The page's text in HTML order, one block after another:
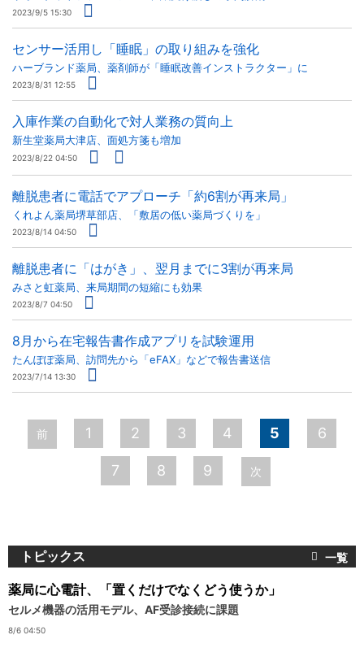
2023/9/5 15:30
センサー活用し「睡眠」の取り組みを強化
ハーブランド薬局、薬剤師が「睡眠改善インストラクター」に
2023/8/31 12:55
入庫作業の自動化で対人業務の質向上
新生堂薬局大津店、面処方箋も増加
2023/8/22 04:50
離脱患者に電話でアプローチ「約6割が再来局」
くれよん薬局堺草部店、「敷居の低い薬局づくりを」
2023/8/14 04:50
離脱患者に「はがき」、翌月までに3割が再来局
みさと虹薬局、来局期間の短縮にも効果
2023/8/7 04:50
8月から在宅報告書作成アプリを試験運用
たんぽぽ薬局、訪問先から「eFAX」などで報告書送信
2023/7/14 13:30
ペ
ー
前 1 2 3 4 5 6
7 8 9 次
トピックス
薬局に心電計、「置くだけでなくどう使うか」
セルメ機器の活用モデル、AF受診接続に課題
8/6 04:50